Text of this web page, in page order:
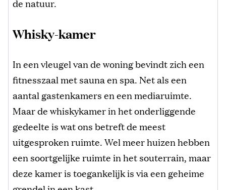
de natuur.
Whisky-kamer
In een vleugel van de woning bevindt zich een
fitnesszaal met sauna en spa. Net als een
aantal gastenkamers en een mediaruimte.
Maar de whiskykamer in het onderliggende
gedeelte is wat ons betreft de meest
uitgesproken ruimte. Wel meer huizen hebben
een soortgelijke ruimte in het souterrain, maar
deze kamer is toegankelijk is via een geheime